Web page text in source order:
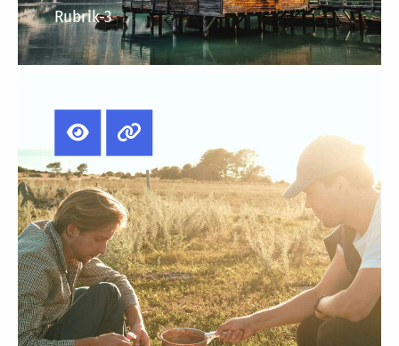
Rubrik-3